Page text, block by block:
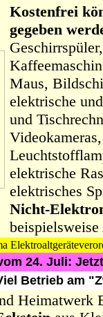
Kostenfrei
gegeben
Maus,
elektrische
und
elektrische
elektrisches
Nicht-
vom 24.
Betrieb am
Heimatwerk